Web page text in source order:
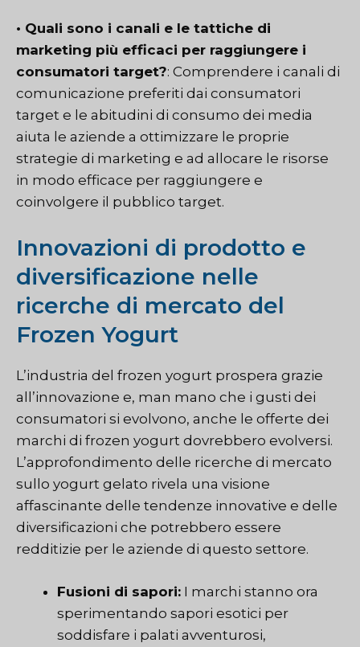
• Quali sono i canali e le tattiche di
marketing più efficaci per raggiungere i
consumatori target?: Comprendere i canali di
comunicazione preferiti dai consumatori
target e le abitudini di consumo dei media
aiuta le aziende a ottimizzare le proprie
strategie di marketing e ad allocare le risorse
in modo efficace per raggiungere e
coinvolgere il pubblico target.
Innovazioni di prodotto e
diversificazione nelle
ricerche di mercato del
Frozen Yogurt
L’industria del frozen yogurt prospera grazie
all’innovazione e, man mano che i gusti dei
consumatori si evolvono, anche le offerte dei
marchi di frozen yogurt dovrebbero evolversi.
L’approfondimento delle ricerche di mercato
sullo yogurt gelato rivela una visione
affascinante delle tendenze innovative e delle
diversificazioni che potrebbero essere
redditizie per le aziende di questo settore.
Fusioni di sapori: I marchi stanno ora
sperimentando sapori esotici per
soddisfare i palati avventurosi,